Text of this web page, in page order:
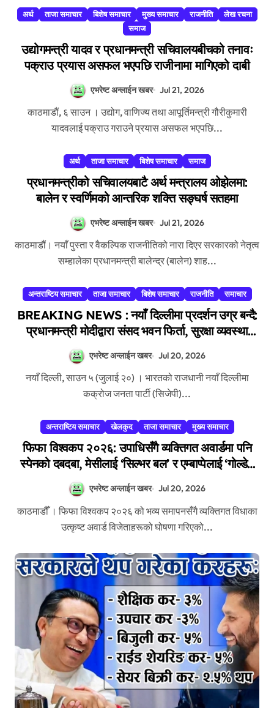
अर्थ ताजा समाचार बिशेष समाचार मुख्य समाचार राजनीति
लेख रचना
समाज
उद्योगमन्त्री यादव र प्रधानमन्त्री सचिवालयबीचको तनावः
पक्राउ प्रयास असफल भएपछि राजीनामा मागिएको दाबी
एभरेष्ट अन्लाईन खबर Jul 21, 2026
काठमाडौं, ६ साउन । उद्योग, वाणिज्य तथा आपूर्तिमन्त्री गौरीकुमारी
यादवलाई पक्राउ गराउने प्रयास असफल भएपछि...
अर्थ ताजा समाचार बिशेष समाचार समाज
प्रधानमन्त्रीको सचिवालयबाटै अर्थ मन्त्रालय ओझेलमा:
बालेन र स्वर्णिमको आन्तरिक शक्ति सङ्घर्ष सतहमा
एभरेष्ट अन्लाईन खबर Jul 21, 2026
काठमाडौं। नयाँ पुस्ता र वैकल्पिक राजनीतिको नारा दिएर सरकारको नेतृत्व
सम्हालेका प्रधानमन्त्री बालेन्द्र (बालेन) शाह...
अन्तराष्टिय समाचार ताजा समाचार बिशेष समाचार राजनीति समाचार
BREAKING NEWS : नयाँ दिल्लीमा प्रदर्शन उग्र बन्दै:
प्रधानमन्त्री मोदीद्वारा संसद भवन फिर्ता, सुरक्षा व्यवस्था
कडा!
एभरेष्ट अन्लाईन खबर Jul 20, 2026
नयाँ दिल्ली, साउन ५ (जुलाई २०) । भारतको राजधानी नयाँ दिल्लीमा
कक्रोज जनता पार्टी (सिजेपी)...
अन्तराष्टिय समाचार खेलकुद ताजा समाचार मुख्य समाचार
फिफा विश्वकप २०२६: उपाधिसँगै व्यक्तिगत अवार्डमा पनि
स्पेनको दबदबा, मेसीलाई ‘सिल्भर बल’ र एम्बाप्पेलाई ‘गोल्डेन
बुट’
एभरेष्ट अन्लाईन खबर Jul 20, 2026
काठमाडौँ । फिफा विश्वकप २०२६ को भव्य समापनसँगै व्यक्तिगत विधाका
उत्कृष्ट अवार्ड विजेताहरूको घोषणा गरिएको...